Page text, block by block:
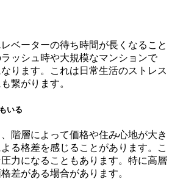
ベーターの待ち時間が長くなること
ッシュ時や大規模なマンションで
ります。これは日常生活のストレス
繋がります。
いる
階層によって価格や住み心地が大き
る格差を感じることがあります。こ
力になることもあります。特に高層
差がある場合があります。